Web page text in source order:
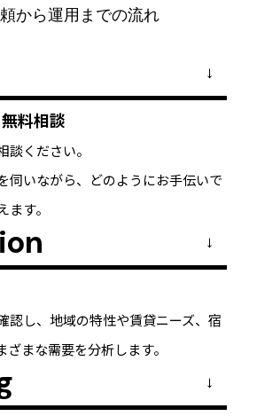
から運用までの流れ
料相談
談ください。
伺いながら、どのようにお手伝いで
す。
→
認し、地域の特性や賃貸ニーズ、宿
まな需要を分析します。
→
→